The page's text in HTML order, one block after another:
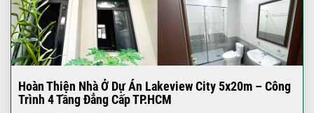
Hoàn Thiện Nhà Ở Dự Án Lakeview City 5x20m – Công
Trình 4 Tầng Đẳng Cấp TP.HCM